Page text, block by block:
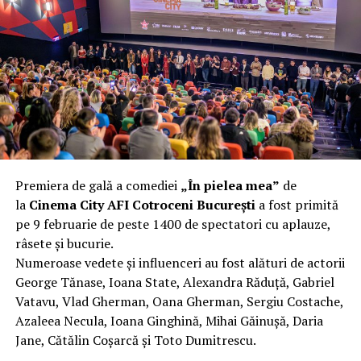
40 km/h. Nu s-a prăbușit, dar s-a deformat atât de tare
încât nu a mai putut fi pliat. Proprietarul l-a aruncat la
fier vechi a doua zi. Asta ca să fie clar de la început: nu
vorbim despre preferințe estetice, ci despre
funcționalitate reală.
Aluminiul, pe scurt: ușor,
rezistent la coroziune, dar cu
nuanțe
Aluminiul e materialul care apare primul în conversație
când cineva caută un pavilion ușor. Și pe bună dreptate.
Densitatea aluminiului e de aproximativ 2,7 g/cm³, față
de circa 7,8 g/cm³ pentru oțel. Practic, la un volum
identic, aluminiul cântărește cam o treime din greutatea
oțelului. Pentru oricine transportă, montează și
demontează frecvent o structură, diferența asta se
Premiera de gală a comediei „În pielea mea” de
la Cinema City AFI Cotroceni Bucureștia fost primită
pe 9 februarie de peste 1400 de spectatori cu aplauze,
râsete și bucurie.
Numeroase vedete și influenceri au fost alături de actorii
George Tănase, Ioana State, Alexandra Răduță, Gabriel
Vatavu, Vlad Gherman, Oana Gherman, Sergiu Costache,
Azaleea Necula, Ioana Ginghină, Mihai Găinușă, Daria
Jane, Cătălin Coșarcă și Toto Dumitrescu.